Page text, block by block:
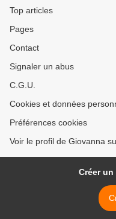
Top articles
Pages
Contact
Signaler un abus
C.G.U.
Cookies et données
Préférences cookies
Voir le profil de Giovanna
Créer